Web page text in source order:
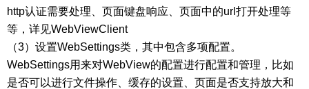
http认证需要处理、页面键盘响应、页面中的url打开处理等
等，详见WebViewClient
（3）设置WebSettings类，其中包含多项配置。
WebSettings用来对WebView的配置进行配置和管理，比如
是否可以进行文件操作、缓存的设置、页面是否支持放大和